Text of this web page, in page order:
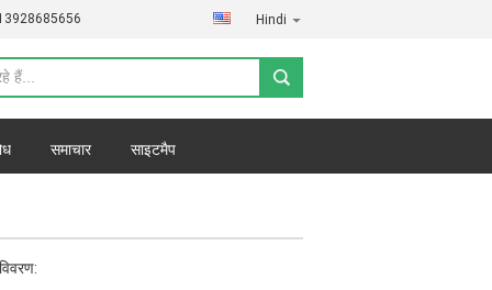
Hindi
समाचार साइटमैप